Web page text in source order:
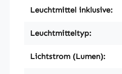
Leuchtmittel inklusive:
Leuchtmitteltyp:
Lichtstrom (Lumen):